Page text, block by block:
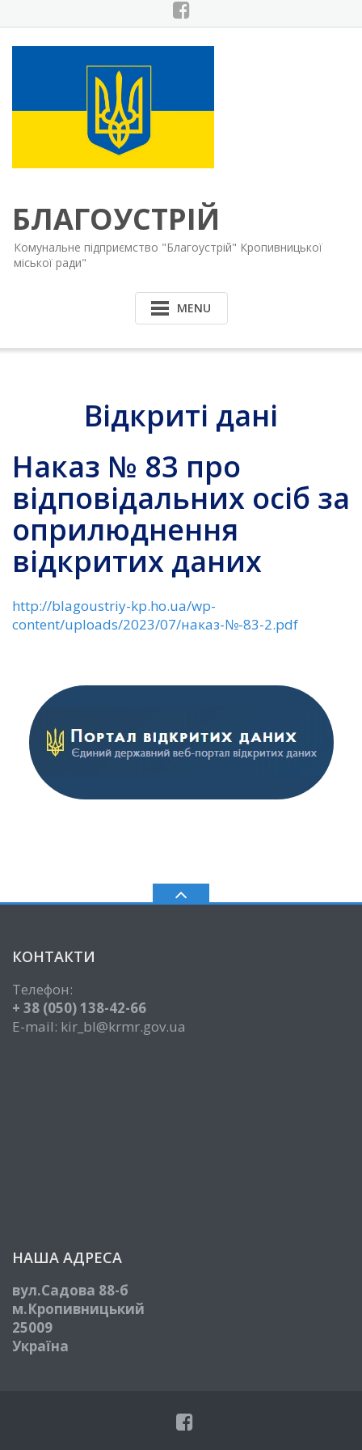
to
content
БЛАГОУСТРІЙ
Комунальне підприємство "Благоустрій" Кропивницької
міської ради"
MENU
Відкриті дані
Наказ № 83 про
відповідальних осіб за
оприлюднення
відкритих даних
http://blagoustriy-kp.ho.ua/wp-
content/uploads/2023/07/наказ-№-83-2.pdf
КОНТАКТИ
Телефон:
+ 38 (050) 138-42-66
E-mail: kir_bl@krmr.gov.ua
НАША АДРЕСА
вул.Садова 88-б
м.Кропивницький
25009
Україна